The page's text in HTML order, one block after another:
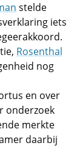
stelde
iets
Rosenthal
nog
en over
onderzoek
merkte
daarbij